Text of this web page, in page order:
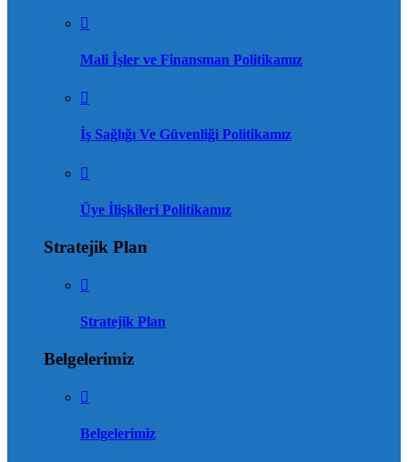
Mali İşler ve Finansman Politikamız
İş Sağlığı Ve Güvenliği Politikamız
Üye İlişkileri Politikamız
Stratejik Plan
Stratejik Plan
Belgelerimiz
Belgelerimiz